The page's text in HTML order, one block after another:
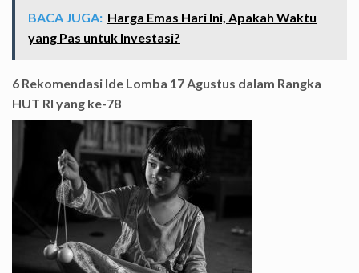
BACA JUGA: Harga Emas Hari Ini, Apakah Waktu
yang Pas untuk Investasi?
6 Rekomendasi Ide Lomba 17 Agustus dalam Rangka
HUT RI yang ke-78